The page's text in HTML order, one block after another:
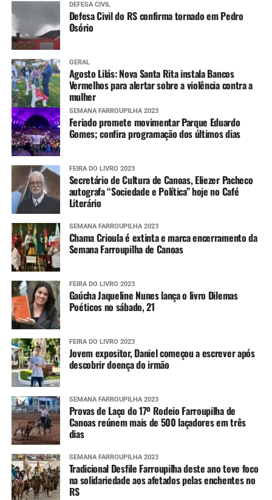
DEFESA CIVIL
Defesa Civil do RS confirma tornado em Pedro
Osório
GERAL
Agosto Lilás: Nova Santa Rita instala Bancos
Vermelhos para alertar sobre a violência contra a
mulher
SEMANA FARROUPILHA 2023
Feriado promete movimentar Parque Eduardo
Gomes; confira programação dos últimos dias
FEIRA DO LIVRO 2023
Secretário de Cultura de Canoas, Eliezer Pacheco
autografa “Sociedade e Política” hoje no Café
Literário
SEMANA FARROUPILHA 2023
Chama Crioula é extinta e marca encerramento da
Semana Farroupilha de Canoas
FEIRA DO LIVRO 2023
Gaúcha Jaqueline Nunes lança o livro Dilemas
Poéticos no sábado, 21
FEIRA DO LIVRO 2023
Jovem expositor, Daniel começou a escrever após
descobrir doença do irmão
SEMANA FARROUPILHA 2023
Provas de Laço do 17º Rodeio Farroupilha de
Canoas reúnem mais de 500 laçadores em três
dias
SEMANA FARROUPILHA 2023
Tradicional Desfile Farroupilha deste ano teve foco
na solidariedade aos afetados pelas enchentes no
RS